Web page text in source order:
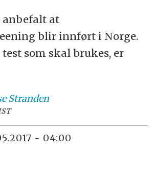
at
blir innført i Norge.
som skal brukes, er
Stranden
- 04:00